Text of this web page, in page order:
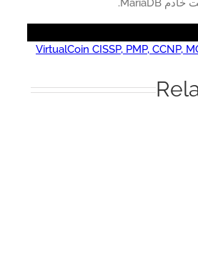
VirtualCoin CISSP, PMP,